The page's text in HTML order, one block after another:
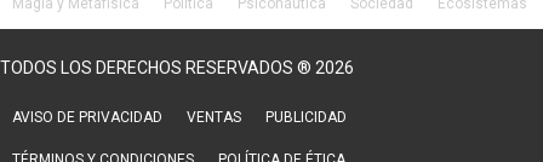
Magia y Metafísica Política Psiconáutica Sociedad Ecosistemas
TODOS LOS DERECHOS RESERVADOS ® 2026
AVISO DE PRIVACIDAD VENTAS PUBLICIDAD